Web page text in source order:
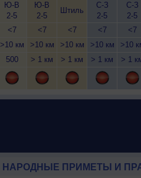
Ю-В
2-5
<7
>10 км
500
Ю-В
2-5
<7
>10 км
> 1 км
Штиль
<7
>10 км
> 1 км
С-З
2-5
<7
>10 км
> 1 км
С-З
2-5
<7
>10
> 1
НАРОДНЫЕ ПРИМЕТЫ И